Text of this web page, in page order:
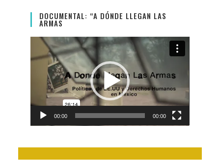
DOCUMENTAL: “A DÓNDE LLEGAN LAS
ARMAS
Video
Player
00:00 00:00